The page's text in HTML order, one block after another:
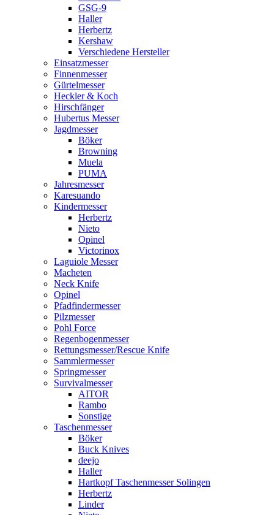
GSG-9
Haller
Herbertz
Kershaw
Verschiedene Hersteller
Einsatzmesser
Finnenmesser
Gürtelmesser
Heckler & Koch
Hirschfänger
Hubertus Messer
Jagdmesser
Böker
Browning
Muela
PUMA
Jahresmesser
Karesuando
Kindermesser
Herbertz
Nieto
Opinel
Victorinox
Laguiole Messer
Macheten
Neck Knife
Opinel
Pfadfindermesser
Pilzmesser
Pohl Force
Regenbogenmesser
Rettungsmesser/Rescue Knife
Sammlermesser
Springmesser
Survivalmesser
AITOR
Rambo
Sonstige
Taschenmesser
Böker
Buck Knives
deejo
Haller
Hartkopf Taschenmesser Solingen
Herbertz
Linder